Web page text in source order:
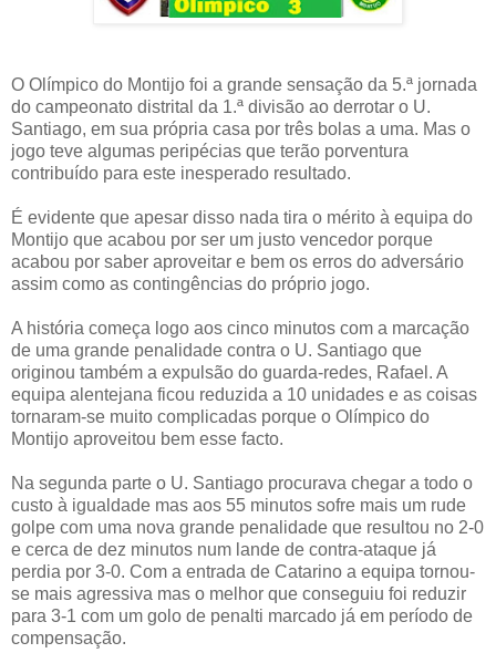
O Olímpico do Montijo foi a grande sensação da 5.ª jornada
do campeonato distrital da 1.ª divisão ao derrotar o U.
Santiago, em sua própria casa por três bolas a uma. Mas o
jogo teve algumas peripécias que terão porventura
contribuído para este inesperado resultado.
É evidente que apesar disso nada tira o mérito à equipa do
Montijo que acabou por ser um justo vencedor porque
acabou por saber aproveitar e bem os erros do adversário
assim como as contingências do próprio jogo.
A história começa logo aos cinco minutos com a marcação
de uma grande penalidade contra o U. Santiago que
originou também a expulsão do guarda-redes, Rafael. A
equipa alentejana ficou reduzida a 10 unidades e as coisas
tornaram-se muito complicadas porque o Olímpico do
Montijo aproveitou bem esse facto.
Na segunda parte o U. Santiago procurava chegar a todo o
custo à igualdade mas aos 55 minutos sofre mais um rude
golpe com uma nova grande penalidade que resultou no 2-0
e cerca de dez minutos num lande de contra-ataque já
perdia por 3-0. Com a entrada de Catarino a equipa tornou-
se mais agressiva mas o melhor que conseguiu foi reduzir
para 3-1 com um golo de penalti marcado já em período de
compensação.